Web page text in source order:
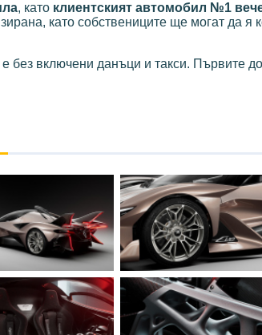
, като клиентският автомобил №1
като собствениците ще могат да я
е без включени данъци и такси. Първите